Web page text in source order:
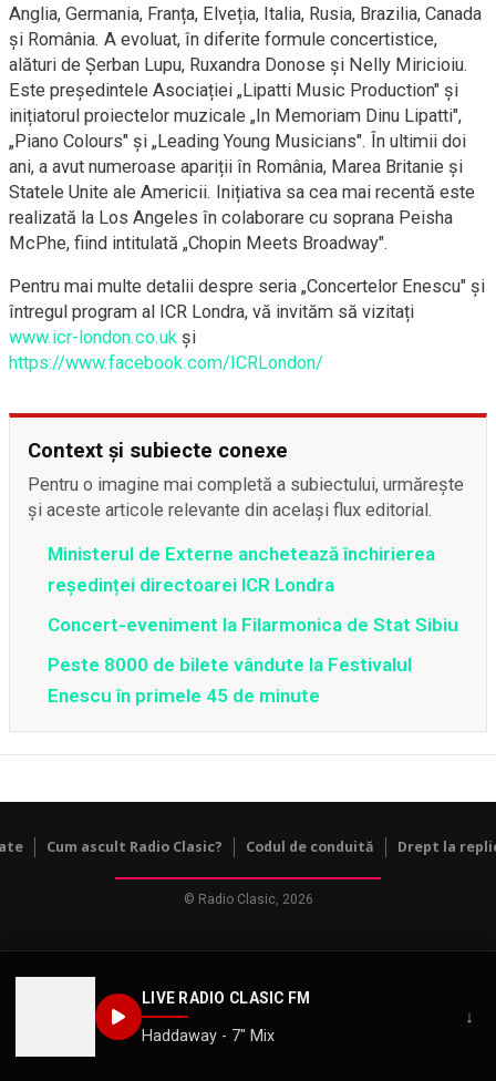
LIVE RADIO CLASIC FM
Haddaway - What Is Love - 7" Mix
↓
Anglia, Germania, Franța, Elveția, Italia, Rusia, Brazilia, Canada
și România. A evoluat, în diferite formule concertistice,
alături de Șerban Lupu, Ruxandra Donose și Nelly Miricioiu.
Este președintele Asociației „Lipatti Music Production" și
inițiatorul proiectelor muzicale „In Memoriam Dinu Lipatti",
„Piano Colours" și „Leading Young Musicians". În ultimii doi
ani, a avut numeroase apariții în România, Marea Britanie şi
Statele Unite ale Americii. Inițiativa sa cea mai recentă este
realizată la Los Angeles în colaborare cu soprana Peisha
McPhe, fiind intitulată „Chopin Meets Broadway".
Pentru mai multe detalii despre seria „Concertelor Enescu" și
întregul program al ICR Londra, vă invităm să vizitați
www.icr-london.co.uk și
https://www.facebook.com/ICRLondon/
Context și subiecte conexe
Pentru o imagine mai completă a subiectului, urmărește
și aceste articole relevante din același flux editorial.
Ministerul de Externe anchetează închirierea
reședinței directoarei ICR Londra
Concert-eveniment la Filarmonica de Stat Sibiu
Peste 8000 de bilete vândute la Festivalul
Enescu în primele 45 de minute
Cum ascult Radio Clasic? Codul de conduită Drept la
© Radio Clasic, 2026